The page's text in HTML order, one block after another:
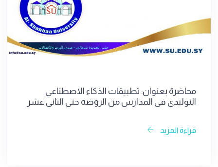
محاضرة بعنوان: تطبيقات الذكاء الاصطناعي
التوليدي في المدارس من الروضه حتى الثاني عشر
قراءة المزيد